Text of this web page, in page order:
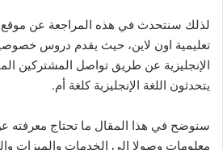
لذلك سنتحدث في هذه المراجعة عن موقع
تعليمية اون لاين، حيث يقدم دروس
الإنجليزية عن طريق تواصل المشتركين
يتحدثون اللغة الإنجليزية كلغة أم.
سنوضح في هذا المقال ما تحتاج معرفته
معلومات وصولا إلى الخدمات والميزات